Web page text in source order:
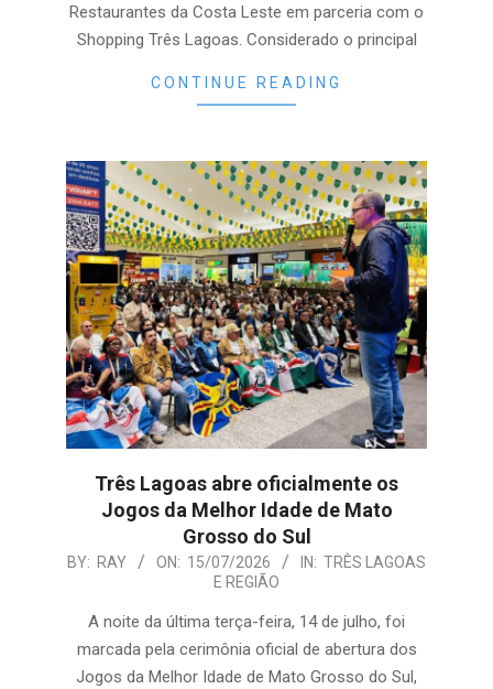
Restaurantes da Costa Leste em parceria com o
Shopping Três Lagoas. Considerado o principal
CONTINUE READING
Três Lagoas abre oficialmente os
Jogos da Melhor Idade de Mato
Grosso do Sul
2026-
BY: RAY ON: 15/07/2026 IN: TRÊS LAGOAS
E REGIÃO
A noite da última terça-feira, 14 de julho, foi
marcada pela cerimônia oficial de abertura dos
Jogos da Melhor Idade de Mato Grosso do Sul,